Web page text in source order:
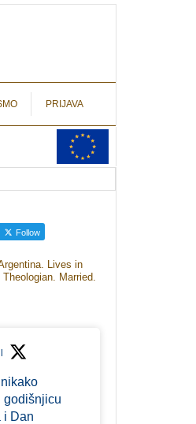
PRIJAVA
Follow
Lives in
Married.
godišnjicu
i Dan